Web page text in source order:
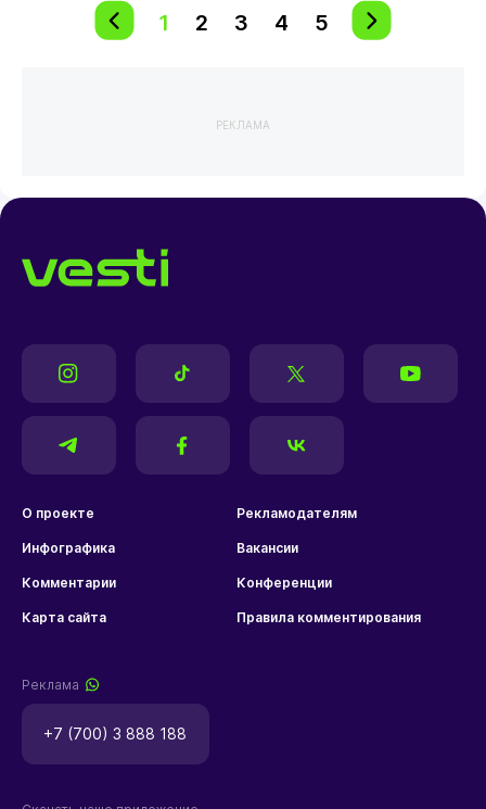
1 2 3 4 5
РЕКЛАМА
О проекте Рекламодателям
Инфографика Вакансии
Комментарии Конференции
Карта сайта Правила комментирования
Реклама
+7 (700) 3 888 188